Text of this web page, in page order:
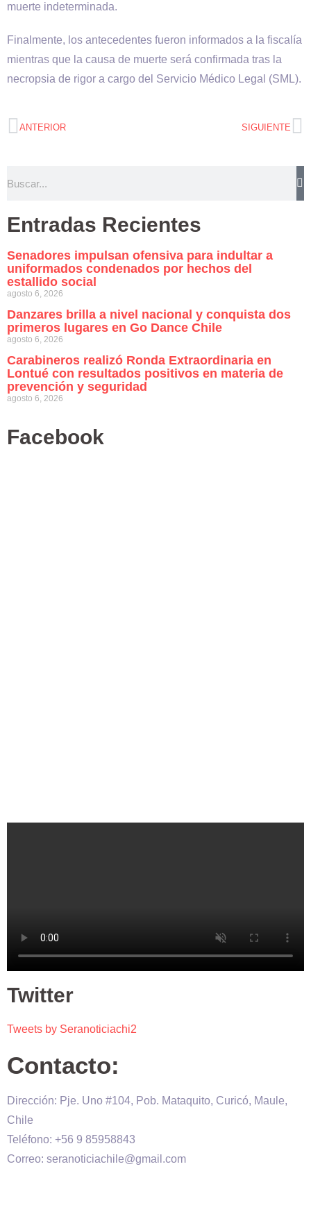
muerte indeterminada.
Finalmente, los antecedentes fueron informados a la fiscalía
mientras que la causa de muerte será confirmada tras la
necropsia de rigor a cargo del Servicio Médico Legal (SML).
ANTERIOR SIGUIENTE
Entradas Recientes
Senadores impulsan ofensiva para indultar a
uniformados condenados por hechos del
estallido social
agosto 6, 2026
Danzares brilla a nivel nacional y conquista dos
primeros lugares en Go Dance Chile
agosto 6, 2026
Carabineros realizó Ronda Extraordinaria en
Lontué con resultados positivos en materia de
prevención y seguridad
agosto 6, 2026
Facebook
Twitter
Tweets by Seranoticiachi2
Contacto:
Dirección: Pje. Uno #104, Pob. Mataquito, Curicó, Maule,
Chile
Teléfono: +56 9 85958843
Correo: seranoticiachile@gmail.com